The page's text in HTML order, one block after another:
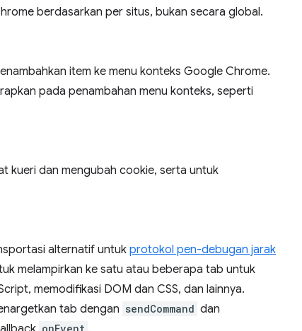
berdasarkan per situs, bukan secara global.
item ke menu konteks Google Chrome.
pada penambahan menu konteks, seperti
kueri dan mengubah cookie, serta untuk
alternatif untukprotokol pen-debugan jarak
melampirkan ke satu atau beberapa tab untuk
memodifikasi DOM dan CSS, dan lainnya.
tab dengan sendCommand dan